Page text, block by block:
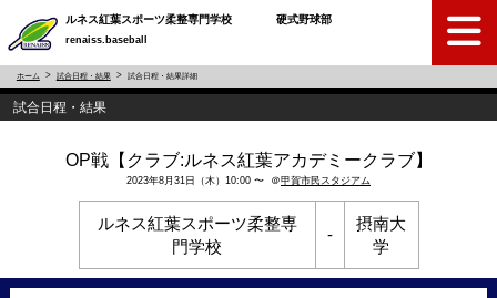
ルネス紅葉スポーツ柔整専門学校 硬式野球部
renaiss.baseball
ホーム 試合日程・結果 試合日程・結果詳細
試合日程・結果
OP戦【クラブ:ルネス紅葉アカデミークラブ】
2023年8月31日（木）10:00 〜 ＠甲賀市民スタジアム
ルネス紅葉スポーツ柔整専
門学校
-
摂南大
学